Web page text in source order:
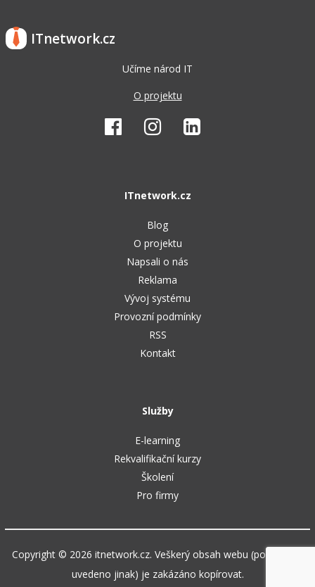
ITnetwork.cz
Učíme národ IT
O projektu
ITnetwork.cz
Blog
O projektu
Napsali o nás
Reklama
Vývoj systému
Provozní podmínky
RSS
Kontakt
Služby
E-learning
Rekvalifikační kurzy
Školení
Pro firmy
Copyright © 2026 itnetwork.cz. Veškerý obsah webu (pokud není
uvedeno jinak) je zakázáno kopírovat.